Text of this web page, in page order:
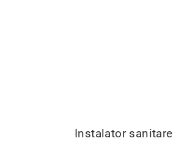
Instalator sanitare